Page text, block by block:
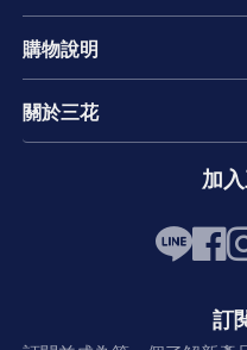
購物說明
關於三花
加
訂